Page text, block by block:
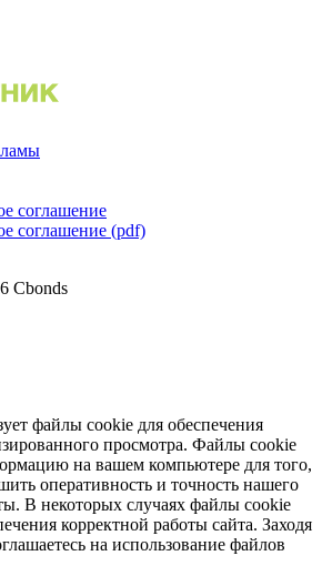
соглашение
соглашение (pdf)
Cbonds
файлы cookie для обеспечения
просмотра. Файлы cookie
на вашем компьютере для того,
оперативность и точность нашего
В некоторых случаях файлы cookie
корректной работы сайта. Заходя
на использование файлов